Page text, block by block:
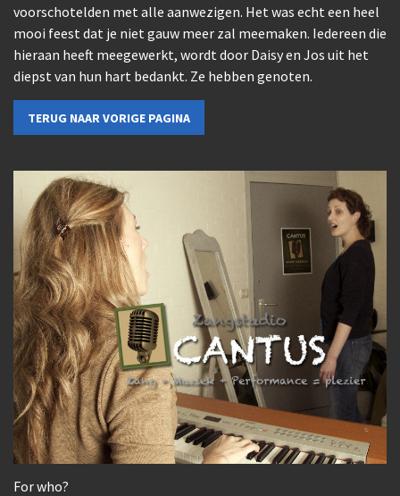
voorschotelden met alle aanwezigen. Het was echt een heel
mooi feest dat je niet gauw meer zal meemaken. Iedereen die
hieraan heeft meegewerkt, wordt door Daisy en Jos uit het
diepst van hun hart bedankt. Ze hebben genoten.
TERUG NAAR VORIGE PAGINA
For who?